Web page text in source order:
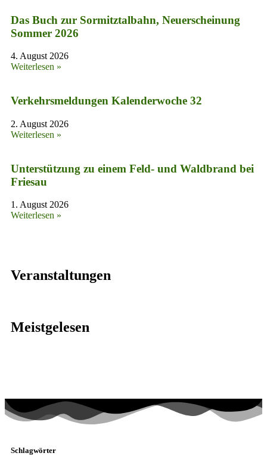
Das Buch zur Sormitztalbahn, Neuerscheinung
Sommer 2026
4. August 2026
Weiterlesen »
Verkehrsmeldungen Kalenderwoche 32
2. August 2026
Weiterlesen »
Unterstützung zu einem Feld- und Waldbrand bei
Friesau
1. August 2026
Weiterlesen »
Veranstaltungen
Meistgelesen
Schlagwörter